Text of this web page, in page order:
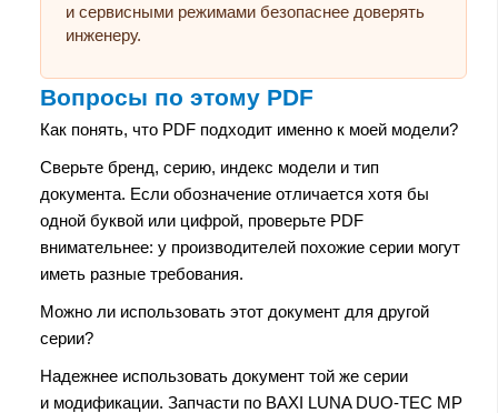
и сервисными режимами безопаснее доверять
инженеру.
Вопросы по этому PDF
Как понять, что PDF подходит именно к моей модели?
Сверьте бренд, серию, индекс модели и тип
документа. Если обозначение отличается хотя бы
одной буквой или цифрой, проверьте PDF
внимательнее: у производителей похожие серии могут
иметь разные требования.
Можно ли использовать этот документ для другой
серии?
Надежнее использовать документ той же серии
и модификации. Запчасти по BAXI LUNA DUO-TEC MP